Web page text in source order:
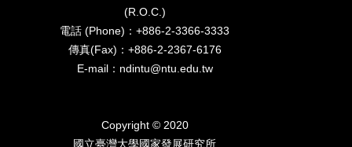
(R.O.C.)
電話 (Phone)：+886-2-3366-3333
傳真(Fax)：+886-2-2367-6176
E-mail：ndintu@ntu.edu.tw
Copyright © 2020
國立臺灣⼤學國家發展研究所